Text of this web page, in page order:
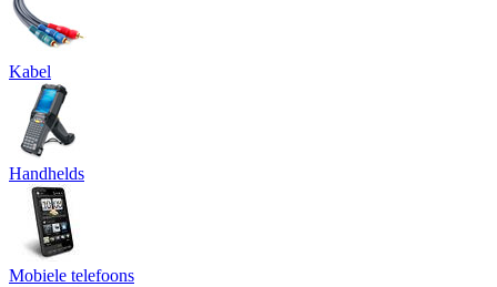
Kabel
Handhelds
Mobiele telefoons